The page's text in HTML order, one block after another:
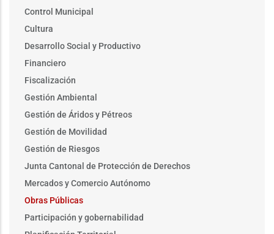
Control Municipal
Cultura
Desarrollo Social y Productivo
Financiero
Fiscalización
Gestión Ambiental
Gestión de Áridos y Pétreos
Gestión de Movilidad
Gestión de Riesgos
Junta Cantonal de Protección de Derechos
Mercados y Comercio Autónomo
Obras Públicas
Participación y gobernabilidad